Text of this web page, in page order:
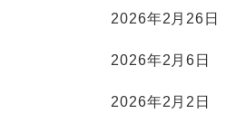
2026年2月26日
2026年2月6日
2026年2月2日